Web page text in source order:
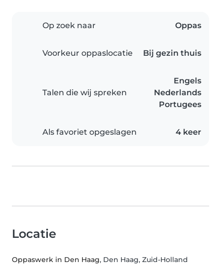
Op zoek naar Oppas
Voorkeur oppaslocatie Bij gezin thuis
Talen die wij spreken
Engels
Nederlands
Portugees
Als favoriet opgeslagen 4 keer
Locatie
Oppaswerk in Den Haag, Den Haag, Zuid-Holland